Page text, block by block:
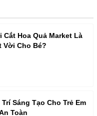
Hoa Quả Market Là
Vời Cho Bé?
Sáng Tạo Cho Trẻ Em
Toàn